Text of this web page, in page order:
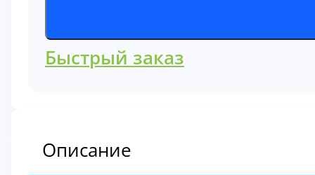
гидравлический
линии
упраления,
Быстрый заказ
Описание